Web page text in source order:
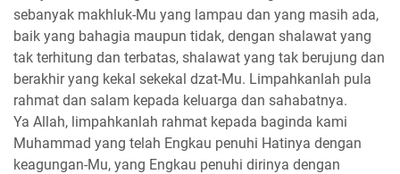
sebanyak makhluk-Mu yang lampau dan yang masih ada,
baik yang bahagia maupun tidak, dengan shalawat yang
tak terhitung dan terbatas, shalawat yang tak berujung dan
berakhir yang kekal sekekal dzat-Mu. Limpahkanlah pula
rahmat dan salam kepada keluarga dan sahabatnya.
Ya Allah, limpahkanlah rahmat kepada baginda kami
Muhammad yang telah Engkau penuhi Hatinya dengan
keagungan-Mu, yang Engkau penuhi dirinya dengan